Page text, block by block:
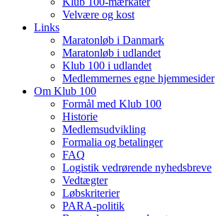
Velvære og kost
Links
Maratonløb i Danmark
Maratonløb i udlandet
Klub 100 i udlandet
Medlemmernes egne hjemmesider
Om Klub 100
Formål med Klub 100
Historie
Medlemsudvikling
Formalia og betalinger
FAQ
Logistik vedrørende nyhedsbreve
Vedtægter
Løbskriterier
PARA-politik